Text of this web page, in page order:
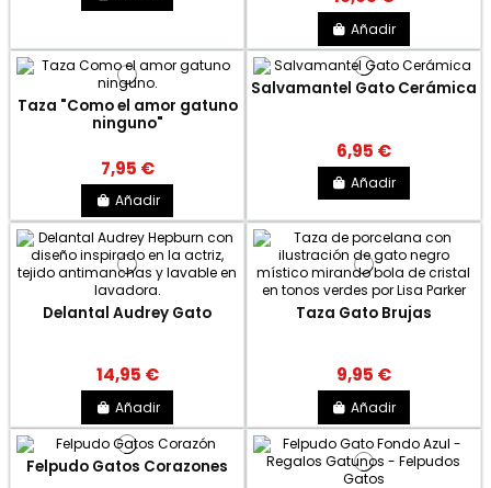
Añadir
Taza "Como el amor gatuno
ninguno"
7,95 €
Añadir
Salvamantel Gato Cerámica
6,95 €
Añadir
Delantal Audrey Gato
14,95 €
Añadir
Taza Gato Brujas
9,95 €
Añadir
Felpudo Gatos Corazones